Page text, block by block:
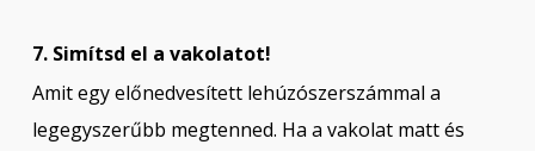
7. Simítsd el a vakolatot!
Amit egy előnedvesített lehúzószerszámmal a
legegyszerűbb megtenned. Ha a vakolat matt és